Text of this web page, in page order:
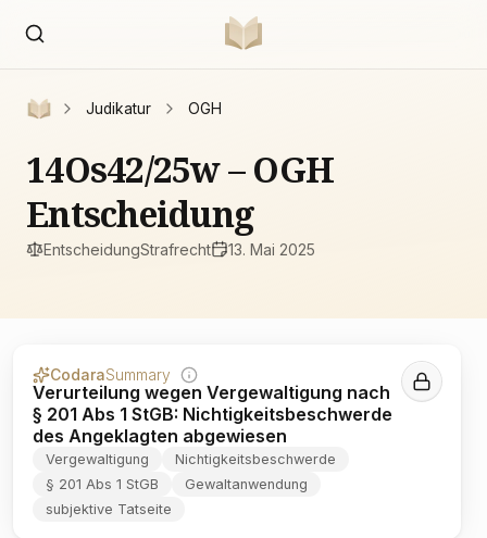
Judikatur OGH
14Os42/25w – OGH
Entscheidung
EntscheidungStrafrecht 13. Mai 2025
CodaraSummary
Verurteilung wegen Vergewaltigung nach
§ 201 Abs 1 StGB: Nichtigkeitsbeschwerde
des Angeklagten abgewiesen
Vergewaltigung
Nichtigkeitsbeschwerde
§ 201 Abs 1 StGB
Gewaltanwendung
subjektive Tatseite